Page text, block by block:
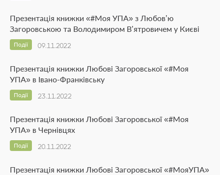
Презентація книжки «#Моя УПА» з Любов’ю
Загоровською та Володимиром В’ятровичем у Києві
09.11.2022
Події
Презентація книжки Любові Загоровської «#Моя
УПА» в Івано-Франківську
23.11.2022
Події
Презентація книжки Любові Загоровської «#Моя
УПА» в Чернівцях
20.11.2022
Події
Презентація книжки Любові Загоровської «#МояУПА»